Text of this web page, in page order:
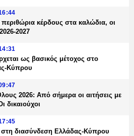
κέρδους στα καλώδια, οι
2027
ως βασικός μέτοχος στο
Κύπρου
2026: Από σήμερα οι αιτήσεις με
δικαιούχοι
στη διασύνδεση Ελλάδας-Κύπρου